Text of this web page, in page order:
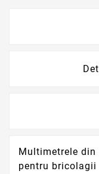
Multimetrele din
pentru